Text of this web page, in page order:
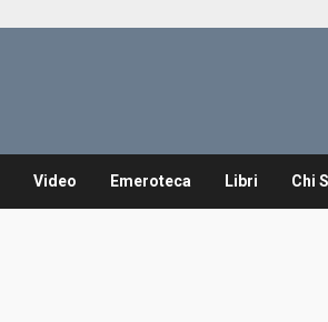
Video Emeroteca Libri Chi